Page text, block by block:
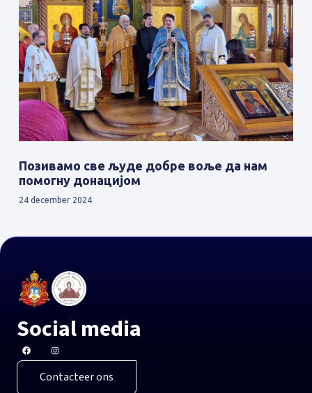
Позивамо све људе добре воље да нам
помогну донацијом
24 december 2024
Social media
Contacteer ons